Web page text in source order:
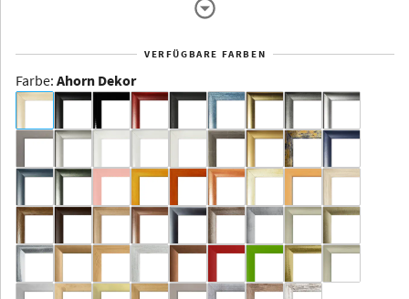
Dakota -
Rahmenloser
Aluminium
VERFÜGBARE FARBEN
Farbe: Ahorn Dekor